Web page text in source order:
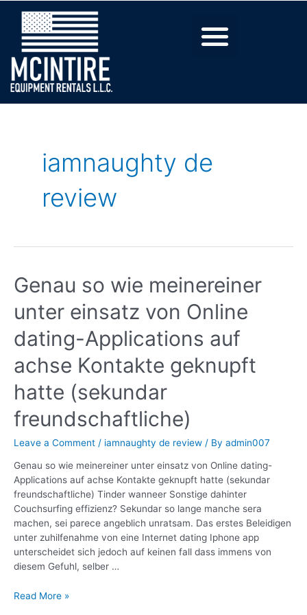
iamnaughty de
review
Genau so wie meinereiner
unter einsatz von Online
dating-Applications auf
achse Kontakte geknupft
hatte (sekundar
freundschaftliche)
Leave a Comment / iamnaughty de review / By admin007
Genau so wie meinereiner unter einsatz von Online dating-
Applications auf achse Kontakte geknupft hatte (sekundar
freundschaftliche) Tinder wanneer Sonstige dahinter
Couchsurfing effizienz? Sekundar so lange manche sera
machen, sei parece angeblich unratsam. Das erstes Beleidigen
unter zuhilfenahme von eine Internet dating Iphone app
unterscheidet sich jedoch auf keinen fall dass immens von
diesem Gefuhl, selber …
Read More »